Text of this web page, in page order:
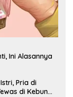
Ini Alasannya
Pria di
di Kebun